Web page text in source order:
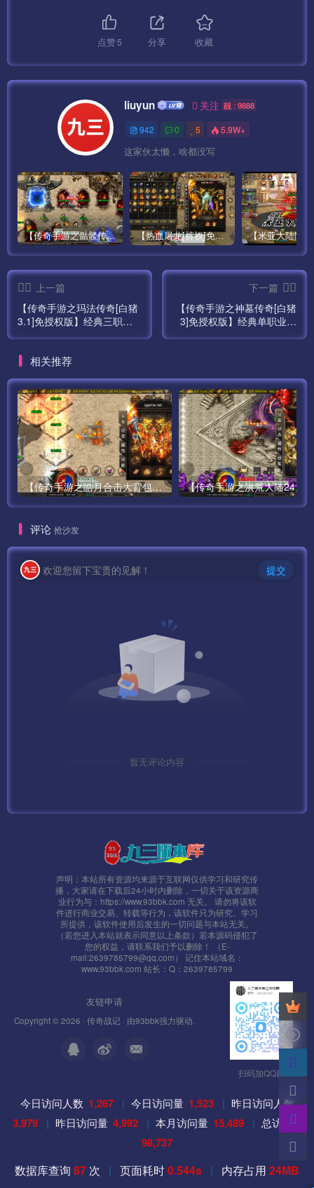
点赞5 分享 收藏
liuyun 关注 靓 : 9888
942 0 5 5.9W+
这家伙太懒，啥都没写
【传奇手游之骷髅传说第二季十大陆[白猪3]免授权版】经典单职业复古特色战神引擎传奇手游最新打包Win服务端源码视频架设教程-怀旧复古-经典耐玩–新版GM多功能网页授权物品后台-GM直冲网页后台-安卓苹果IOS双端版本！ 【热血屠龙[裤衩]免授权修复版】采用经典战神引擎三职业特色游戏最新打包Win服务端源码视频架设教程-GM直冲后台-新版GM多功能授权物品后台-安卓苹果IOS双端版本-传奇手游！
上一篇
【传奇手游之玛法传奇[白猪
3.1]免授权版】经典三职业
频架设教程-新版GM多功能
网页后台-安卓苹果IOS双端
版本！
下一篇
【传奇手游之神墓传奇[白猪
3]免授权版】经典单职业复
页后台-安卓苹果IOS双端版
本！
相关推荐
【传奇手游之皓月合击大背包-[白猪3.0]-免授权版】经典三职业复古特色战神引擎传奇手游-最新打包Win服务端源码视频架设教程-新版GM多功能网页授权物品后台-GM直冲网页后台-苹果IOS安卓双端版本！
评论 抢沙发
欢迎您留下宝贵的见解！ 提交
暂无评论内容
声明：本站所有资源均来源于互联网仅供学习和研究传
播，大家请在下载后24小时内删除，一切关于该资源商
业行为与：https://www.93bbk.com 无关。 请勿将该软
件进行商业交易、转载等行为，该软件只为研究、学习
所提供，该软件使用后发生的一切问题与本站无关。
（若您进入本站就表示同意以上条款）若本源码侵犯了
您的权益，请联系我们予以删除！ （E-
mail:2639785799@qq.com） 记住本站域名：
www.93bbk.com 站长：Q：2639785799
友链申请
Copyright © 2026 · 传奇战记 · 由93bbk强力驱动.
扫码加QQ群
今日访问人数 1,267 | 今日访问量 1,523 | 昨日访问人数
3,979 | 昨日访问量 4,992 | 本月访问量 15,489 | 总访问量
98,737
数据库查询 87 次 | 页面耗时0.544s | 内存占用 24MB